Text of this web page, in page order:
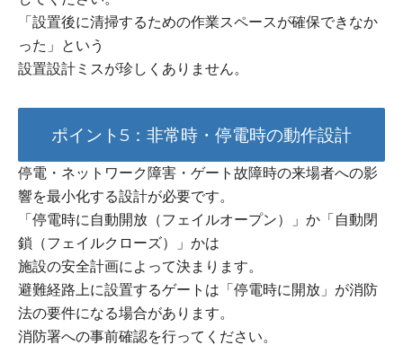
「設置後に清掃するための作業スペースが確保できなか
った」という
設置設計ミスが珍しくありません。
ポイント5：非常時・停電時の動作設計
停電・ネットワーク障害・ゲート故障時の来場者への影
響を最小化する設計が必要です。
「停電時に自動開放（フェイルオープン）」か「自動閉
鎖（フェイルクローズ）」かは
施設の安全計画によって決まります。
避難経路上に設置するゲートは「停電時に開放」が消防
法の要件になる場合があります。
消防署への事前確認を行ってください。